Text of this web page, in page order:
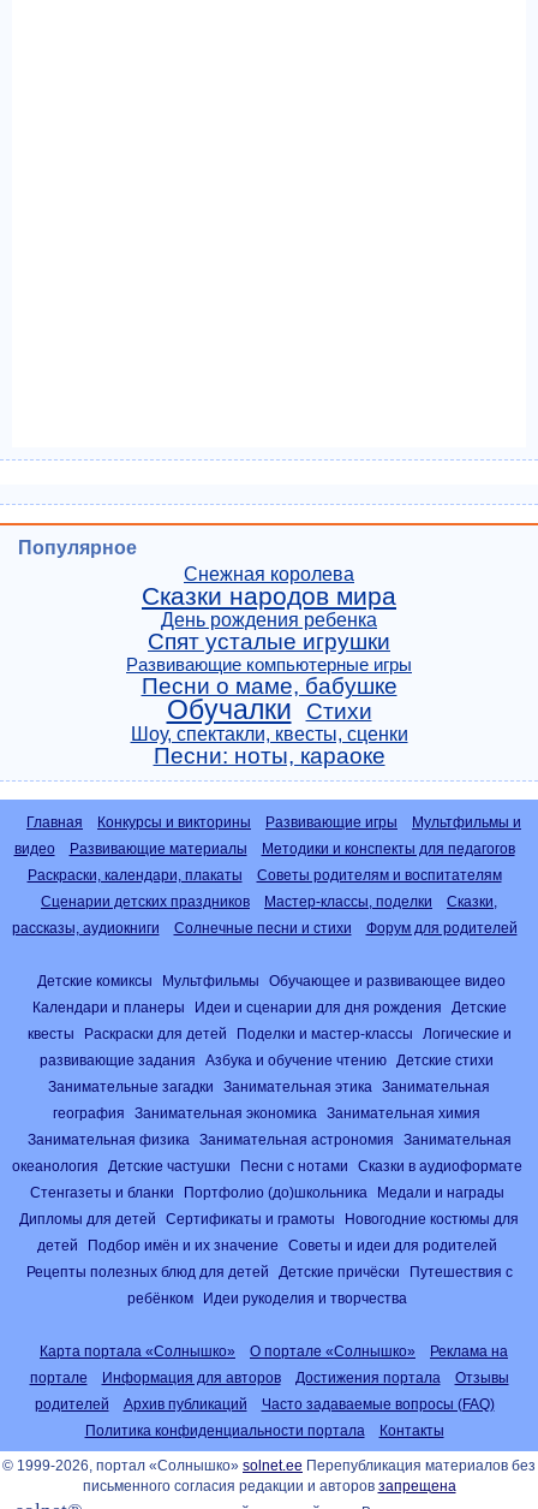
Популярное
Снежная королева
Сказки народов мира
День рождения ребенка
Спят усталые игрушки
Развивающие компьютерные игры
Песни о маме, бабушке
Обучалки Стихи
Шоу, спектакли, квесты, сценки
Песни: ноты, караоке
Главная Конкурсы и викторины Развивающие игры
Мультфильмы и
видео
Развивающие материалы
Методики и конспекты для педагогов
Раскраски, календари, плакаты
Советы родителям и воспитателям
Сценарии детских праздников
Мастер-классы, поделки
Сказки,
рассказы, аудиокниги
Солнечные песни и стихи Форум для родителей
Детские комиксы Мультфильмы
Обучающее и развивающее видео
Календари и планеры
Идеи и сценарии для дня рождения
Детские
квесты
Раскраски для детей Поделки и мастер-классы
Логические и
развивающие задания
Азбука и обучение чтению
Детские стихи
Занимательные загадки
Занимательная этика
Занимательная
география
Занимательная экономика
Занимательная химия
Занимательная физика
Занимательная астрономия
Занимательная
океанология
Детские частушки Песни с нотами
Сказки в аудиоформате
Стенгазеты и бланки
Портфолио (до)школьника
Медали и награды
Дипломы для детей
Сертификаты и грамоты
Новогодние костюмы для
детей
Подбор имён и их значение
Советы и идеи для родителей
Рецепты полезных блюд для детей
Детские причёски
Путешествия с
ребёнком
Идеи рукоделия и творчества
Карта портала «Солнышко» О портале «Солнышко»
Реклама на
портале
Информация для авторов Достижения портала
Отзывы
родителей
Архив публикаций
Часто задаваемые вопросы (FAQ)
Политика конфиденциальности портала
Контакты
© 1999-2026, портал «Солнышко» solnet.ee Перепубликация материалов без
письменного согласия редакции и авторов запрещена